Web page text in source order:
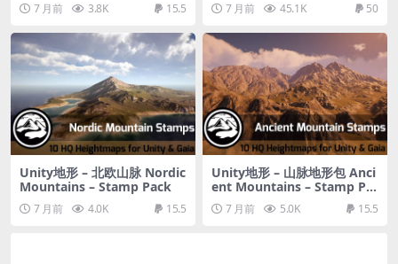
7 月前 3.8K 15.5 7 月前 45.1K 50
Unity地形 – 北欧山脉 Nordic
Mountains – Stamp Pack
7 月前 4.0K 15.5
Unity地形 – 山脉地形包 Anci
ent Mountains – Stamp Pa
ck 7 月前 5.0K 15.5